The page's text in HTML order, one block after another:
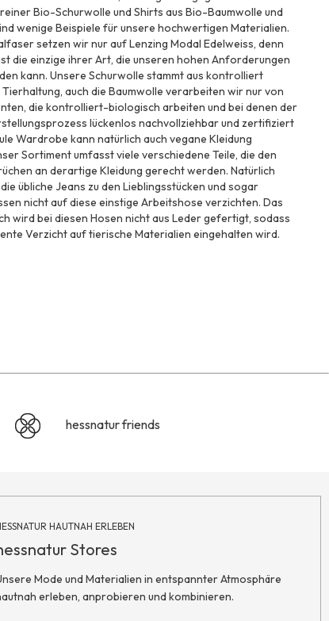
Bio-Schurwolle und Shirts aus Bio-Baumwolle und
wenige Beispiele für unsere hochwertigen Materialien.
setzen wir nur auf Lenzing Modal Edelweiss, denn
die einzige ihrer Art, die unseren hohen Anforderungen
kann. Unsere Schurwolle stammt aus kontrolliert
auch die Baumwolle verarbeiten wir nur von
die kontrolliert-biologisch arbeiten und bei denen der
lückenlos nachvollziehbar und zertifiziert
Sortiment umfasst viele verschiedene Teile, die den
an derartige Kleidung gerecht werden. Natürlich
übliche Jeans zu den Lieblingsstücken und sogar
nicht auf diese einstige Arbeitshose verzichten. Das
wird bei diesen Hosen nicht aus Leder gefertigt, sodass
Verzicht auf tierische Materialien eingehalten wird.
hessnatur friends
HAUTNAH ERLEBEN
Stores
Mode und Materialien in entspannter Atmosphäre
erleben, anprobieren und kombinieren.